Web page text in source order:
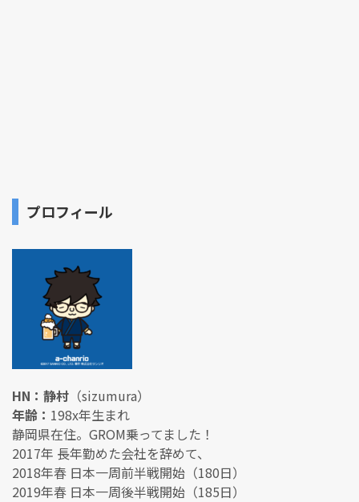
プロフィール
HN：静村 （sizumura）
年齢： 198x年生まれ
静岡県在住。GROM乗ってました！
2017年 長年勤めた会社を辞めて、
2018年春 日本一周前半戦開始（180日）
2019年春 日本一周後半戦開始（185日）